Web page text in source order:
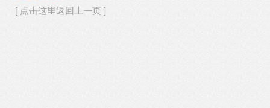
[ 点击这里返回上一页 ]